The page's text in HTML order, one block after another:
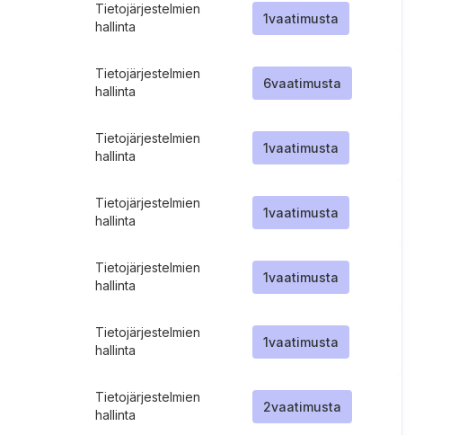
Tietojärjestelmien
hallinta
1vaatimusta
Tietojärjestelmien
hallinta
6vaatimusta
Tietojärjestelmien
hallinta
1vaatimusta
Tietojärjestelmien
hallinta
1vaatimusta
Tietojärjestelmien
hallinta
1vaatimusta
Tietojärjestelmien
hallinta
1vaatimusta
Tietojärjestelmien
hallinta
2vaatimusta